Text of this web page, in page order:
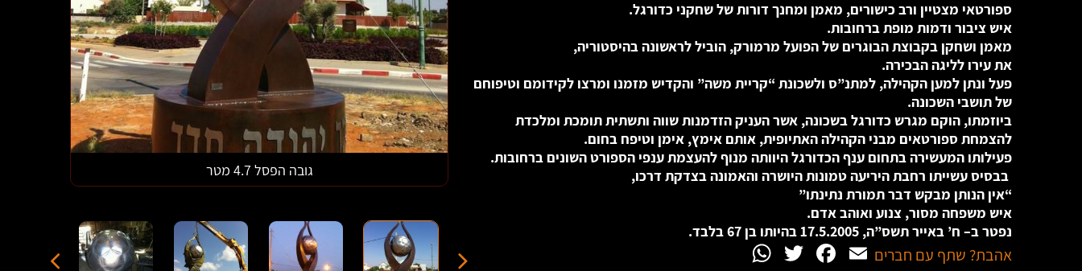
ספורטאי מצטיין ורב כישורים, מאמן ומחנך דורות של שחקני כדורגל.
איש ציבור ודמות מופת ברחובות.
מאמן ושחקן בקבוצת הבוגרים של הפועל מרמורק, הוביל לראשונה בהיסטוריה,
את עירו לליגה הבכירה.
פעל ונתן למען הקהילה, למתנ”ס ולשכונת “קריית משה” והקדיש מזמנו ומרצו לקידומם וטיפוחם
של תושבי השכונה.
ביוזמתו, הוקם מגרש כדורגל בשכונה, אשר העניק הזדמנות שווה ותשתית תומכת ומלכדת
להצמחת ספורטאים מבני הקהילה האתיופית, אותם אימץ, אימן וטיפח בחום.
פעילותו המעשירה בתחום ענף הכדורגל היוותה מנוף להעצמת ענפי הספורט השונים ברחובות.
בבסיס עשייתו רחבת היריעה טמונות היושרה והאמונה בצדקת דרכו,
“אין הנותן מבקש דבר תמורת נתינתו”
איש משפחה מסור, צנוע ואוהב אדם.
נפטר ב– ח’ באייר תשס”ה, 17.5.2005 בהיותו בן 67 בלבד.
אהבת? שתף עם חברים Email
Facebook
Twitter
גובה הפסל 4.7 מטר